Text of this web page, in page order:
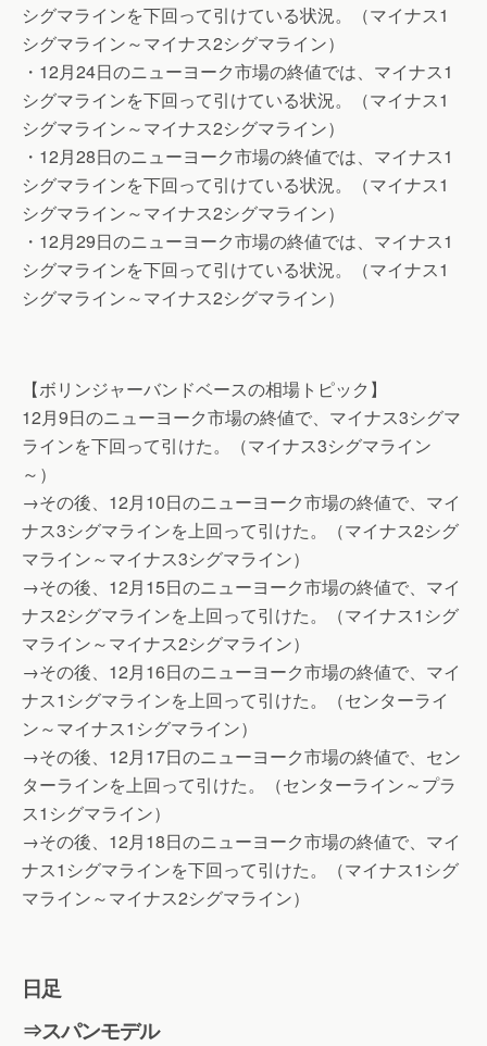
シグマラインを下回って引けている状況。（マイナス1
シグマライン～マイナス2シグマライン）
・12月24日のニューヨーク市場の終値では、マイナス1
シグマラインを下回って引けている状況。（マイナス1
シグマライン～マイナス2シグマライン）
・12月28日のニューヨーク市場の終値では、マイナス1
シグマラインを下回って引けている状況。（マイナス1
シグマライン～マイナス2シグマライン）
・12月29日のニューヨーク市場の終値では、マイナス1
シグマラインを下回って引けている状況。（マイナス1
シグマライン～マイナス2シグマライン）
【ボリンジャーバンドベースの相場トピック】
12月9日のニューヨーク市場の終値で、マイナス3シグマ
ラインを下回って引けた。（マイナス3シグマライン
～）
→その後、12月10日のニューヨーク市場の終値で、マイ
ナス3シグマラインを上回って引けた。（マイナス2シグ
マライン～マイナス3シグマライン）
→その後、12月15日のニューヨーク市場の終値で、マイ
ナス2シグマラインを上回って引けた。（マイナス1シグ
マライン～マイナス2シグマライン）
→その後、12月16日のニューヨーク市場の終値で、マイ
ナス1シグマラインを上回って引けた。（センターライ
ン～マイナス1シグマライン）
→その後、12月17日のニューヨーク市場の終値で、セン
ターラインを上回って引けた。（センターライン～プラ
ス1シグマライン）
→その後、12月18日のニューヨーク市場の終値で、マイ
ナス1シグマラインを下回って引けた。（マイナス1シグ
マライン～マイナス2シグマライン）
日足
⇒スパンモデル